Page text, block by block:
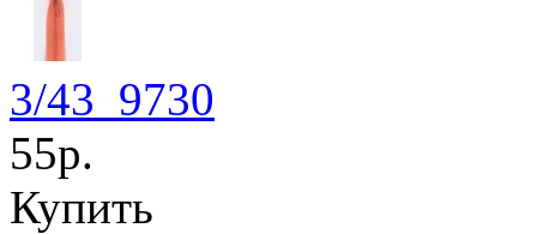
3/43_9730
55р.
Купить